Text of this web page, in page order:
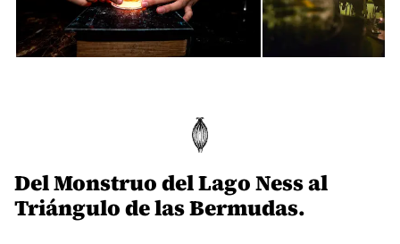
Del Monstruo del Lago Ness al
Triángulo de las Bermudas.